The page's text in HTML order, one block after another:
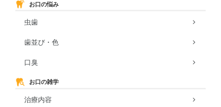
お口の悩み
虫歯
歯並び・色
口臭
お口の雑学
治療内容